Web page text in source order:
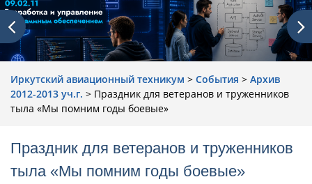
Иркутский авиационный техникум > События > Архив
2012-2013 уч.г. > Праздник для ветеранов и труженников
тыла «Мы помним годы боевые»
Праздник для ветеранов и труженников
тыла «Мы помним годы боевые»